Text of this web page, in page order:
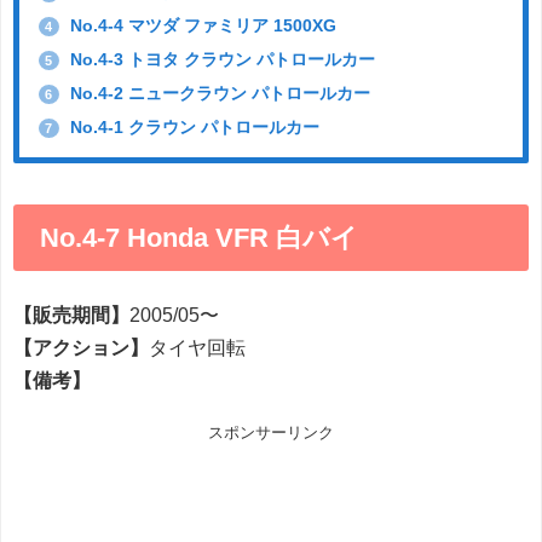
4 No.4-4 マツダ ファミリア 1500XG
5 No.4-3 トヨタ クラウン パトロールカー
6 No.4-2 ニュークラウン パトロールカー
7 No.4-1 クラウン パトロールカー
No.4-7 Honda VFR 白バイ
【販売期間】 2005/05〜
【アクション】
タイヤ回転
【備考】
スポンサーリンク